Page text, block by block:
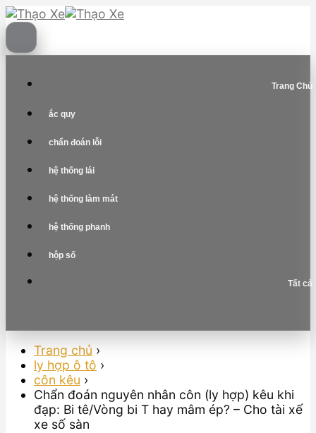
Skip
to
content
Trang Chủ
ắc quy
chẩn đoán lỗi
hệ thống lái
hệ thống làm mát
hệ thống phanh
hộp số
Tất cả
Trang chủ ›
ly hợp ô tô ›
côn kêu ›
Chẩn đoán nguyên nhân côn (ly hợp) kêu khi
đạp: Bi tê/Vòng bi T hay mâm ép? – Cho tài xế
xe số sàn